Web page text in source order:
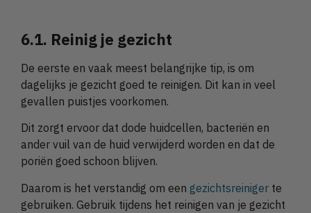
6.1. Reinig je gezicht
De eerste en vaak meest belangrijke tip, is om
dagelijks je gezicht goed te reinigen. Dit kan in veel
gevallen puistjes voorkomen.
Dit zorgt ervoor dat dode huidcellen, bacteriën en
ander vuil van de huid verwijderd worden en dat de
poriën goed schoon blijven.
Daarom is het verstandig om een gezichtsreiniger te
gebruiken. Gebruik tijdens het reinigen van je gezicht